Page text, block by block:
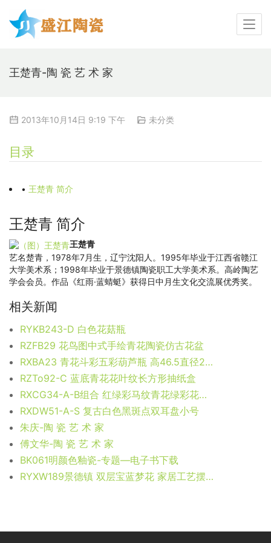
王楚青-陶 瓷 艺 术 家
2013年10月14日 9:19 下午 未分类
目录
• 王楚青 简介
王楚青 简介
王楚青
艺名楚青，1978年7月生，辽宁沈阳人。1995年毕业于江西省赣江
大学美术系；1998年毕业于景德镇陶瓷职工大学美术系。高岭陶艺
学会会员。作品《红雨·蓝蜻蜓》获得日中月生文化交流展优秀奖。
相关新闻
RYKB243-D 白色花菇瓶
RZFB29 花鸟图中式手绘青花陶瓷仿古花盆
RXBA23 青花斗彩五彩葫芦瓶 高46.5直径27.5底径14重量5.75KG
RZTo92-C 蓝底青花花叶纹长方形抽纸盒
RXCG34-A-B组合 红绿彩马纹青花绿彩花鸟锦鸡纹双耳瓶组合
RXDW51-A-S 复古白色黑斑点双耳盘小号
朱庆-陶 瓷 艺 术 家
傅文华-陶 瓷 艺 术 家
BK061明颜色釉瓷-专题—电子书下载
RYXW189景德镇 双层宝蓝梦花 家居工艺摆设